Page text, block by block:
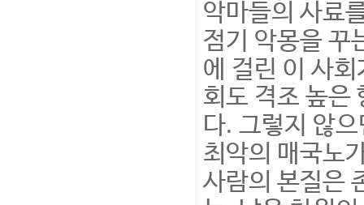
악마들의 사료
점기 악몽을 꾸
에 걸린 이 사
회도 격조 높은
다. 그렇지 않
최악의 매국노
사람의 본질은